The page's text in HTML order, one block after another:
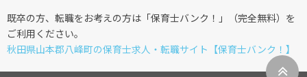
既卒の方、転職をお考えの方は「保育士バンク！」（完全無料）を
ご利用ください。
秋田県山本郡八峰町の保育士求人・転職サイト【保育士バンク！】